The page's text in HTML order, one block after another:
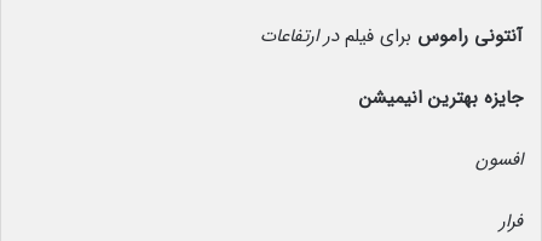
آنتونی راموس برای فیلمدر ارتفاعات
جایزه بهترین انیمیشن
افسون
فرار